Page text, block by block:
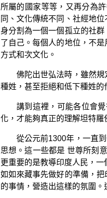
所屬的國家等等，又再分為
同、文化傳統不同、社經地
身分割為一個一個孤立的社
了自己。每個人的地位，不
方式和次文化。
佛陀出世弘法時，雖然
種姓，甚至拒絕和低下種姓
講到這裡，可能各位會
化，才能夠真正的理解坦特羅
從公元前1300年，一直
思想。這一些都是 世尊所刻
更重要的是教導印度人民，
如如來藏事先做好的準備，
的事情，營造出這樣的氛圍